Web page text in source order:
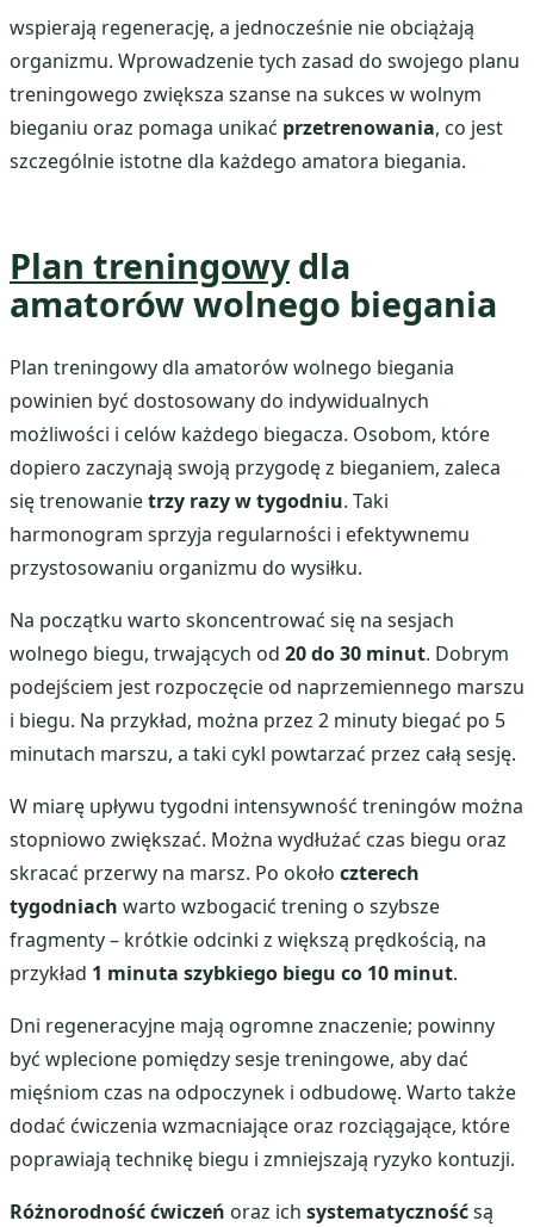
wspierają regenerację, a jednocześnie nie obciążają
organizmu. Wprowadzenie tych zasad do swojego planu
treningowego zwiększa szanse na sukces w wolnym
bieganiu oraz pomaga unikać przetrenowania, co jest
szczególnie istotne dla każdego amatora biegania.
Plan treningowydla
amatorów wolnego biegania
Plan treningowy dla amatorów wolnego biegania
powinien być dostosowany do indywidualnych
możliwości i celów każdego biegacza. Osobom, które
dopiero zaczynają swoją przygodę z bieganiem, zaleca
się trenowanietrzy razy w tygodniu. Taki
harmonogram sprzyja regularności i efektywnemu
przystosowaniu organizmu do wysiłku.
Na początku warto skoncentrować się na sesjach
wolnego biegu, trwających od 20 do 30 minut. Dobrym
podejściem jest rozpoczęcie od naprzemiennego marszu
i biegu. Na przykład, można przez 2 minuty biegać po 5
minutach marszu, a taki cykl powtarzać przez całą sesję.
W miarę upływu tygodni intensywność treningów można
stopniowo zwiększać. Można wydłużać czas biegu oraz
skracać przerwy na marsz. Po około czterech
tygodniach warto wzbogacić trening o szybsze
fragmenty – krótkie odcinki z większą prędkością, na
przykład 1 minuta szybkiego biegu co 10 minut.
Dni regeneracyjne mają ogromne znaczenie; powinny
być wplecione pomiędzy sesje treningowe, aby dać
mięśniom czas na odpoczynek i odbudowę. Warto także
dodać ćwiczenia wzmacniające oraz rozciągające, które
poprawiają technikę biegu i zmniejszają ryzyko kontuzji.
Różnorodność ćwiczeń oraz ich systematycznośćsą